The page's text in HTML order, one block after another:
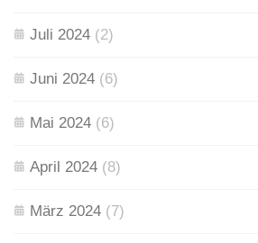
Juli 2024 (2)
Juni 2024 (6)
Mai 2024 (6)
April 2024 (8)
März 2024 (7)